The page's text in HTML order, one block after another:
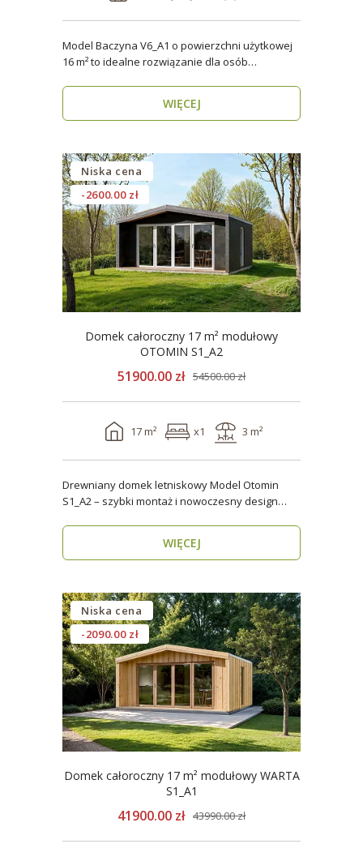
Model Baczyna V6_A1 o powierzchni użytkowej
16 m² to idealne rozwiązanie dla osób
WIĘCEJ
Niska cena
-2600.00 zł
Domek całoroczny 17 m² modułowy
OTOMIN S1_A2
51900.00 zł 54500.00 zł
17 m² x1 3 m²
Drewniany domek letniskowy Model Otomin
S1_A2 – szybki montaż i nowoczesny design
WIĘCEJ
Niska cena
-2090.00 zł
Domek całoroczny 17 m² modułowy WARTA
S1_A1
41900.00 zł 43990.00 zł